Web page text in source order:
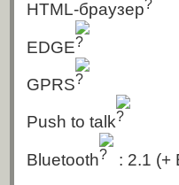
HTML-браузер
EDGE
GPRS
Push to talk
Bluetooth : 2.1 (+